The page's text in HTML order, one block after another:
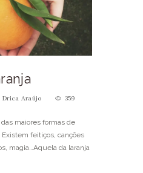
Drica Araújo 359
maiores formas de
Existem feitiços, canções
magia…Aquela da laranja